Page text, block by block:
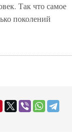
Так что самое
поколений